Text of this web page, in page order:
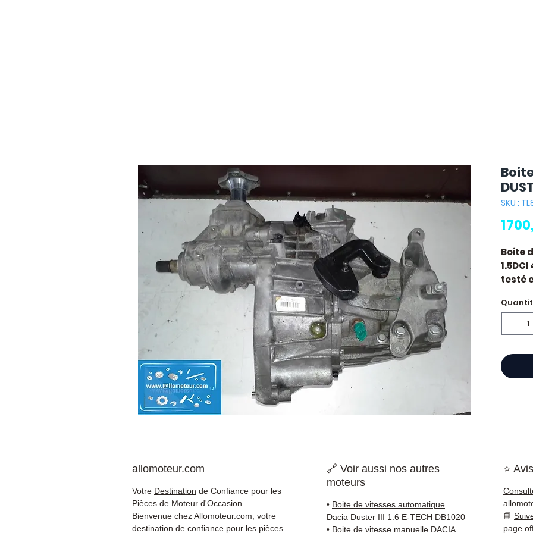
SKU :
1
Boite
testé
diesel.
allomoteur.com
Votre Destination de Confiance pour les
Pièces de Moteur d'Occasion
Bienvenue chez Allomoteur.com, votre
destination de confiance pour les pièces
🔗 Voir aussi nos autres
moteurs
• Boite de vitesses automatique
Dacia Duster III 1.6 E-TECH DB1020
• Boite de vitesse manuelle DACIA
⭐
📘
page